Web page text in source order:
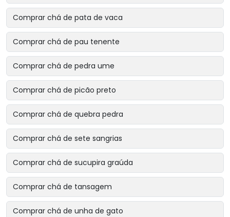
Comprar chá de pata de vaca
Comprar chá de pau tenente
Comprar chá de pedra ume
Comprar chá de picão preto
Comprar chá de quebra pedra
Comprar chá de sete sangrias
Comprar chá de sucupira graúda
Comprar chá de tansagem
Comprar chá de unha de gato